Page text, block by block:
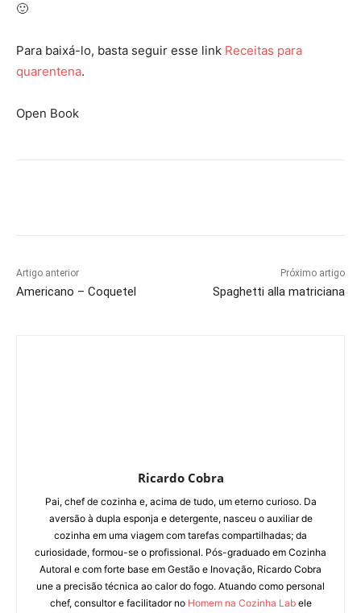
🙂
Para baixá-lo, basta seguir esse link Receitas para
quarentena.
Open Book
Artigo anterior
Americano – Coquetel
Próximo artigo
Spaghetti alla matriciana
Ricardo Cobra
Pai, chef de cozinha e, acima de tudo, um eterno curioso. Da
aversão à dupla esponja e detergente, nasceu o auxiliar de
cozinha em uma viagem com tarefas compartilhadas; da
curiosidade, formou-se o profissional. Pós-graduado em Cozinha
Autoral e com forte base em Gestão e Inovação, Ricardo Cobra
une a precisão técnica ao calor do fogo. Atuando como personal
chef, consultor e facilitador no Homem na Cozinha Labele